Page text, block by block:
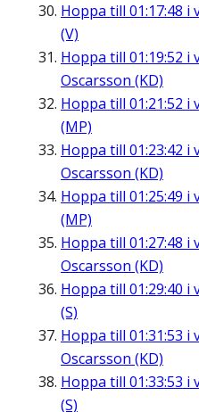
Hoppa till 01:17:48 i
(V)
Hoppa till 01:19:52 i
Oscarsson (KD)
Hoppa till 01:21:52 i
(MP)
Hoppa till 01:23:42 i
Oscarsson (KD)
Hoppa till 01:25:49 i
(MP)
Hoppa till 01:27:48 i
Oscarsson (KD)
Hoppa till 01:29:40 i
(S)
Hoppa till 01:31:53 i
Oscarsson (KD)
Hoppa till 01:33:53 i
(S)